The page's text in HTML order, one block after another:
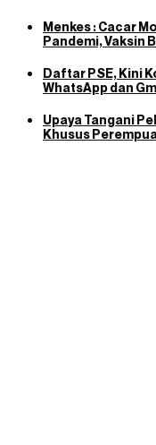
Menkes : Cacar
Pandemi, Vaksin
Daftar PSE, Kini
WhatsApp dan
Upaya Tangani
Khusus